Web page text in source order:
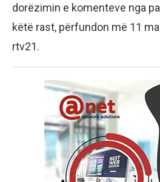
dorëzimin e komenteve nga
këtë rast, përfundon më 11
rtv21.